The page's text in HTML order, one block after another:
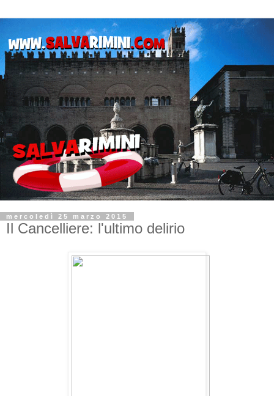
mercoledì 25 marzo 2015
Il Cancelliere: l'ultimo delirio